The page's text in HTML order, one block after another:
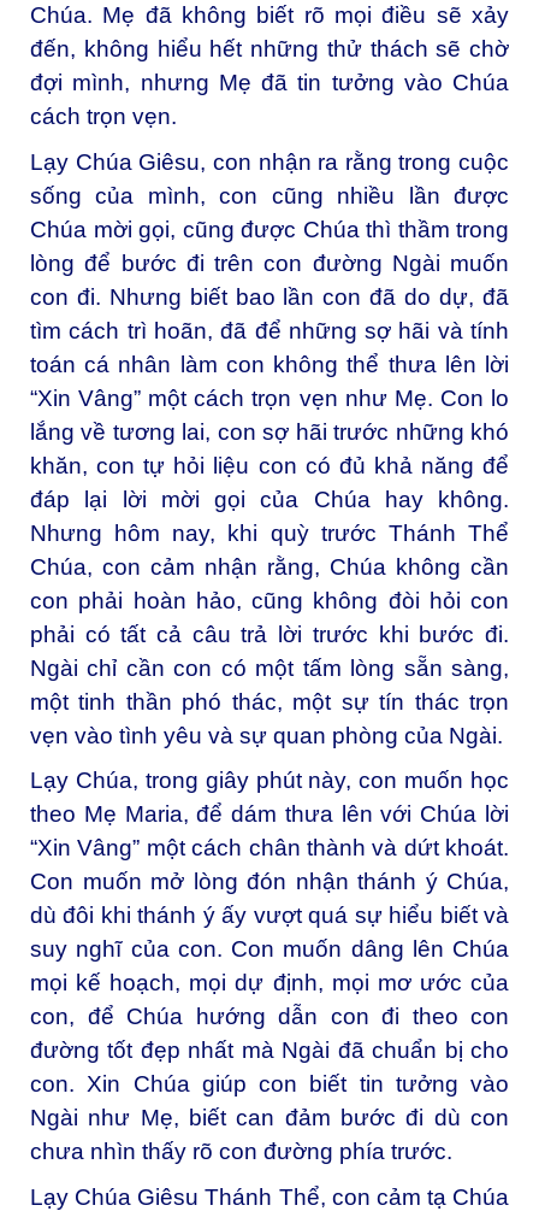
Chúa. Mẹ đã không biết rõ mọi điều sẽ xảy
đến, không hiểu hết những thử thách sẽ chờ
đợi mình, nhưng Mẹ đã tin tưởng vào Chúa
cách trọn vẹn.
Lạy Chúa Giêsu, con nhận ra rằng trong cuộc
sống của mình, con cũng nhiều lần được
Chúa mời gọi, cũng được Chúa thì thầm trong
lòng để bước đi trên con đường Ngài muốn
con đi. Nhưng biết bao lần con đã do dự, đã
tìm cách trì hoãn, đã để những sợ hãi và tính
toán cá nhân làm con không thể thưa lên lời
“Xin Vâng” một cách trọn vẹn như Mẹ. Con lo
lắng về tương lai, con sợ hãi trước những khó
khăn, con tự hỏi liệu con có đủ khả năng để
đáp lại lời mời gọi của Chúa hay không.
Nhưng hôm nay, khi quỳ trước Thánh Thể
Chúa, con cảm nhận rằng, Chúa không cần
con phải hoàn hảo, cũng không đòi hỏi con
phải có tất cả câu trả lời trước khi bước đi.
Ngài chỉ cần con có một tấm lòng sẵn sàng,
một tinh thần phó thác, một sự tín thác trọn
vẹn vào tình yêu và sự quan phòng của Ngài.
Lạy Chúa, trong giây phút này, con muốn học
theo Mẹ Maria, để dám thưa lên với Chúa lời
“Xin Vâng” một cách chân thành và dứt khoát.
Con muốn mở lòng đón nhận thánh ý Chúa,
dù đôi khi thánh ý ấy vượt quá sự hiểu biết và
suy nghĩ của con. Con muốn dâng lên Chúa
mọi kế hoạch, mọi dự định, mọi mơ ước của
con, để Chúa hướng dẫn con đi theo con
đường tốt đẹp nhất mà Ngài đã chuẩn bị cho
con. Xin Chúa giúp con biết tin tưởng vào
Ngài như Mẹ, biết can đảm bước đi dù con
chưa nhìn thấy rõ con đường phía trước.
Lạy Chúa Giêsu Thánh Thể, con cảm tạ Chúa